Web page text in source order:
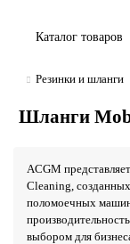
Каталог товаров
Резинки и шланги
Шланги
ACGM
Cleaning,
поломоечных
выбором для